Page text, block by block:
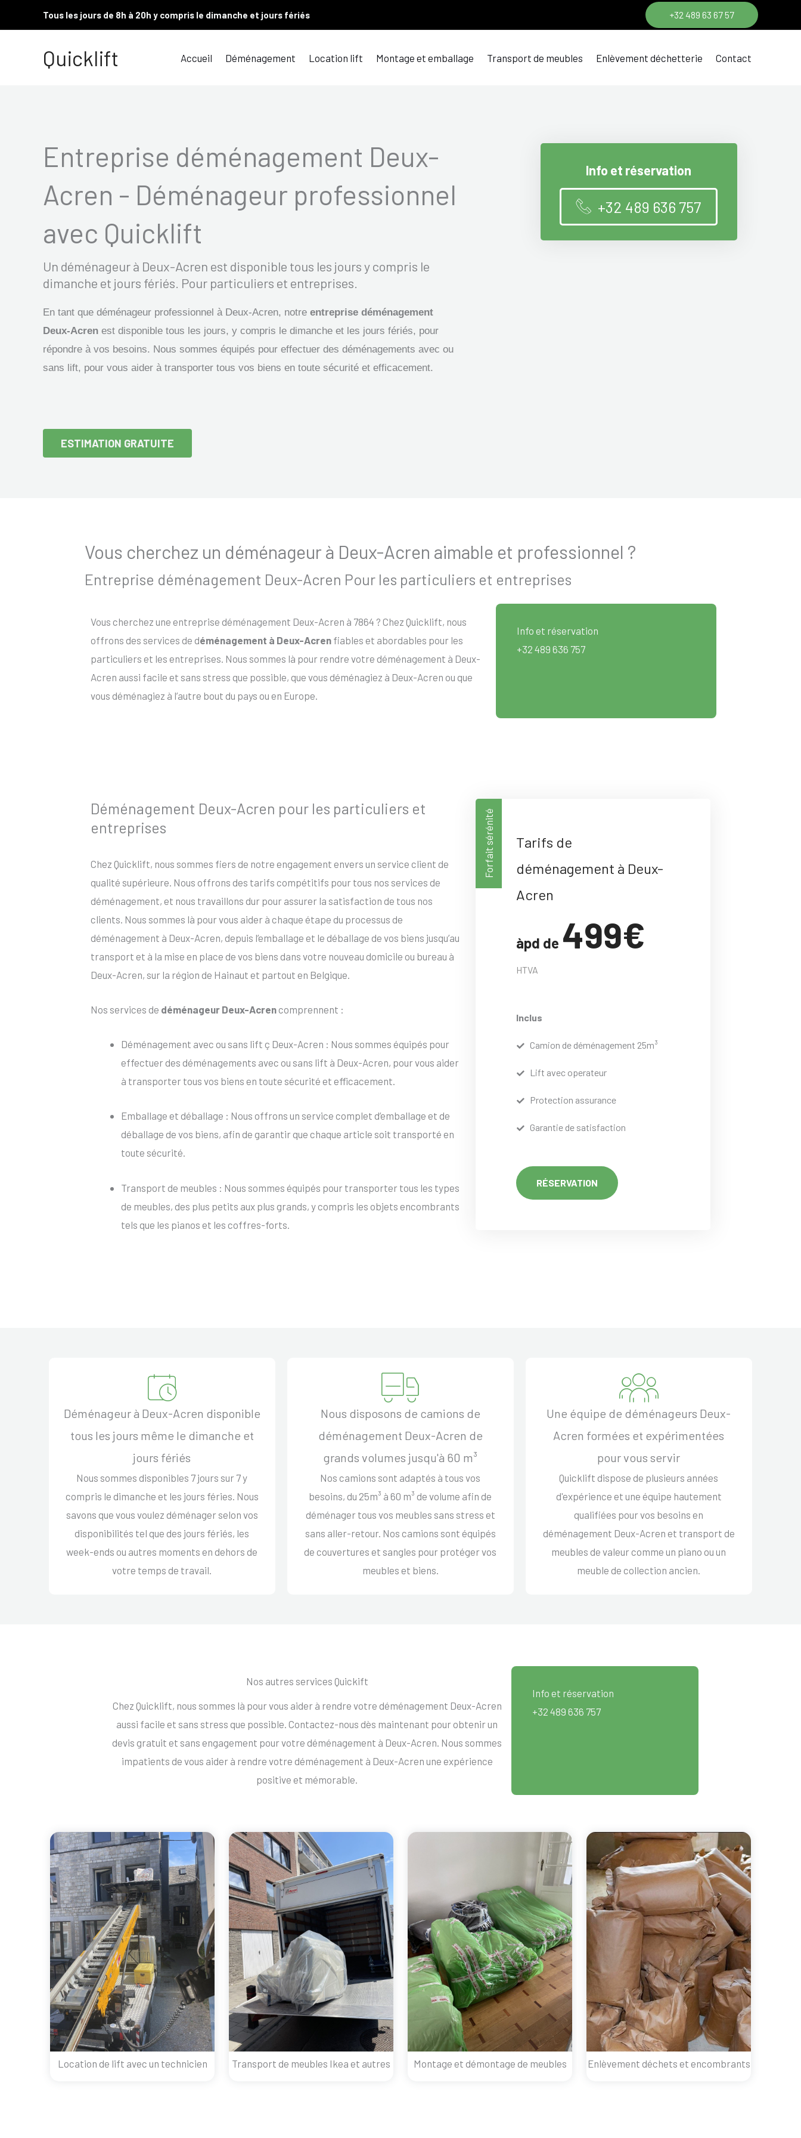
au
Tous les jours de 8h à 20h y compris le dimanche et jours fériés +32 489 63 67 57
Quicklift Accueil Déménagement Location lift Montage et emballage Transport de meubles Enlèvement déchetterie Contact
Entreprise déménagement Deux-
Acren - Déménageur professionnel
avec Quicklift
Un déménageur à Deux-Acren est disponible tous les jours y compris le
dimanche et jours fériés. Pour particuliers et entreprises.
En tant que déménageur professionnel à Deux-Acren, notre entreprise déménagement
Deux-Acren est disponible tous les jours, y compris le dimanche et les jours fériés, pour
répondre à vos besoins. Nous sommes équipés pour effectuer des déménagements avec ou
sans lift, pour vous aider à transporter tous vos biens en toute sécurité et efficacement.
ESTIMATION GRATUITE
Info et réservation
+32 489 636 757
Vous cherchez un déménageur à Deux-Acren aimable et professionnel ?
Entreprise déménagement Deux-Acren Pour les particuliers et entreprises
Vous cherchez une entreprise déménagement Deux-Acren à 7864 ? Chez Quicklift, nous
offrons des services de déménagement à Deux-Acren fiables et abordables pour les
particuliers et les entreprises. Nous sommes là pour rendre votre déménagement à Deux-
Acren aussi facile et sans stress que possible, que vous déménagiez à Deux-Acren ou que
vous déménagiez à l’autre bout du pays ou en Europe.
Info et réservation
+32 489 636 757
Déménagement Deux-Acren pour les particuliers et
entreprises
Chez Quicklift, nous sommes fiers de notre engagement envers un service client de
qualité supérieure. Nous offrons des tarifs compétitifs pour tous nos services de
déménagement, et nous travaillons dur pour assurer la satisfaction de tous nos
clients. Nous sommes là pour vous aider à chaque étape du processus de
déménagement à Deux-Acren, depuis l’emballage et le déballage de vos biens jusqu’au
transport et à la mise en place de vos biens dans votre nouveau domicile ou bureau à
Deux-Acren, sur la région de Hainaut et partout en Belgique.
Nos services de déménageur Deux-Acren comprennent :
Déménagement avec ou sans lift ç Deux-Acren : Nous sommes équipés pour
effectuer des déménagements avec ou sans lift à Deux-Acren, pour vous aider
à transporter tous vos biens en toute sécurité et efficacement.
Emballage et déballage : Nous offrons un service complet d’emballage et de
déballage de vos biens, afin de garantir que chaque article soit transporté en
toute sécurité.
Transport de meubles : Nous sommes équipés pour transporter tous les types
de meubles, des plus petits aux plus grands, y compris les objets encombrants
tels que les pianos et les coffres-forts.
Forfait sérénité
Tarifs de
déménagement à Deux-
Acren
àpd de 499€
HTVA
Inclus
Camion de déménagement 25m³
Lift avec operateur
Protection assurance
Garantie de satisfaction
RÉSERVATION
Déménageur à Deux-Acren disponible
tous les jours même le dimanche et
jours fériés
Nous sommes disponibles 7 jours sur 7 y
compris le dimanche et les jours féries. Nous
savons que vous voulez déménager selon vos
disponibilités tel que des jours fériés, les
week-ends ou autres moments en dehors de
votre temps de travail.
Nous disposons de camions de
déménagement Deux-Acren de
grands volumes jusqu'à 60 m³
Nos camions sont adaptés à tous vos
besoins, du 25m³ à 60 m³ de volume afin de
déménager tous vos meubles sans stress et
sans aller-retour. Nos camions sont équipés
de couvertures et sangles pour protéger vos
meubles et biens.
Une équipe de déménageurs Deux-
Acren formées et expérimentées
pour vous servir
Quicklift dispose de plusieurs années
d'expérience et une équipe hautement
qualifiées pour vos besoins en
déménagement Deux-Acren et transport de
meubles de valeur comme un piano ou un
meuble de collection ancien.
Nos autres services Quickift
Chez Quicklift, nous sommes là pour vous aider à rendre votre déménagement Deux-Acren
aussi facile et sans stress que possible. Contactez-nous dès maintenant pour obtenir un
devis gratuit et sans engagement pour votre déménagement à Deux-Acren. Nous sommes
impatients de vous aider à rendre votre déménagement à Deux-Acren une expérience
positive et mémorable.
Info et réservation
+32 489 636 757
Location de lift avec un technicien Transport de meubles Ikea et autres Montage et démontage de meubles Enlèvement déchets et encombrants